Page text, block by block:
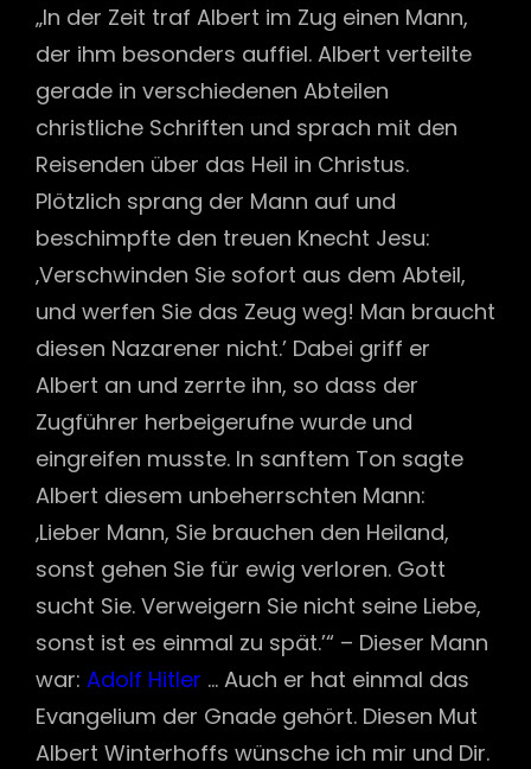
„In der Zeit traf Albert im Zug einen Mann,
der ihm besonders auffiel. Albert verteilte
gerade in verschiedenen Abteilen
christliche Schriften und sprach mit den
Reisenden über das Heil in Christus.
Plötzlich sprang der Mann auf und
beschimpfte den treuen Knecht Jesu:
‚Verschwinden Sie sofort aus dem Abteil,
und werfen Sie das Zeug weg! Man braucht
diesen Nazarener nicht.’ Dabei griff er
Albert an und zerrte ihn, so dass der
Zugführer herbeigerufne wurde und
eingreifen musste. In sanftem Ton sagte
Albert diesem unbeherrschten Mann:
‚Lieber Mann, Sie brauchen den Heiland,
sonst gehen Sie für ewig verloren. Gott
sucht Sie. Verweigern Sie nicht seine Liebe,
sonst ist es einmal zu spät.’“ – Dieser Mann
war: Adolf Hitler … Auch er hat einmal das
Evangelium der Gnade gehört. Diesen Mut
Albert Winterhoffs wünsche ich mir und Dir.